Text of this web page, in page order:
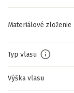
Materiálové zloženie
Typ vlasu
Výška vlasu